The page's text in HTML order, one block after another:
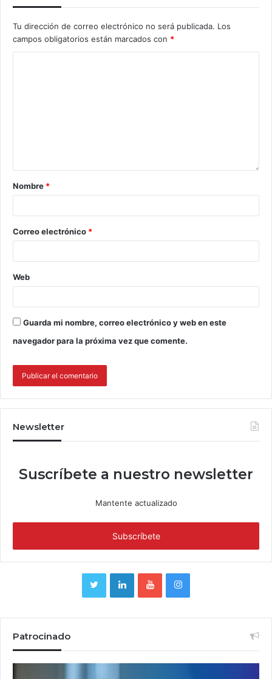
Tu dirección de correo electrónico no será publicada. Los
campos obligatorios están marcados con *
Nombre *
Correo electrónico *
Web
Guarda mi nombre, correo electrónico y web en este
navegador para la próxima vez que comente.
Newsletter
Suscríbete a nuestro newsletter
Mantente actualizado
Patrocinado